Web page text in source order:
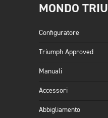
MONDO
Configuratore
Triumph Approved
Manuali
Accessori
Abbigliamento